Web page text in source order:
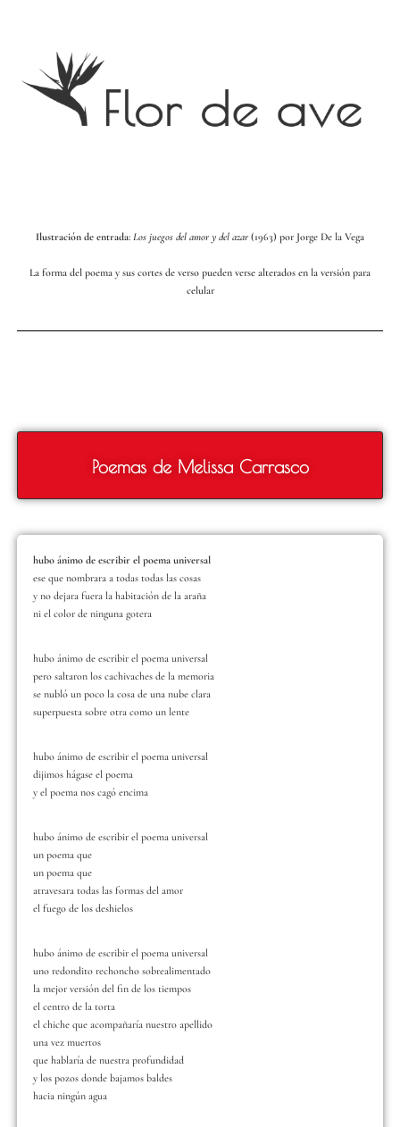
Ilustración de entrada: Los juegos del amor y del azar (1963) por Jorge De la Vega
La forma del poema y sus cortes de verso pueden verse alterados en la versión para
celular
Poemas de Melissa Carrasco
hubo ánimo de escribir el poema universal
ese que nombrara a todas todas las cosas
y no dejara fuera la habitación de la araña
ni el color de ninguna gotera
hubo ánimo de escribir el poema universal
pero saltaron los cachivaches de la memoria
se nubló un poco la cosa de una nube clara
superpuesta sobre otra como un lente
hubo ánimo de escribir el poema universal
dijimos hágase el poema
y el poema nos cagó encima
hubo ánimo de escribir el poema universal
un poema que
un poema que
atravesara todas las formas del amor
el fuego de los deshielos
hubo ánimo de escribir el poema universal
uno redondito rechoncho sobrealimentado
la mejor versión del fin de los tiempos
el centro de la torta
el chiche que acompañaría nuestro apellido
una vez muertos
que hablaría de nuestra profundidad
y los pozos donde bajamos baldes
hacia ningún agua